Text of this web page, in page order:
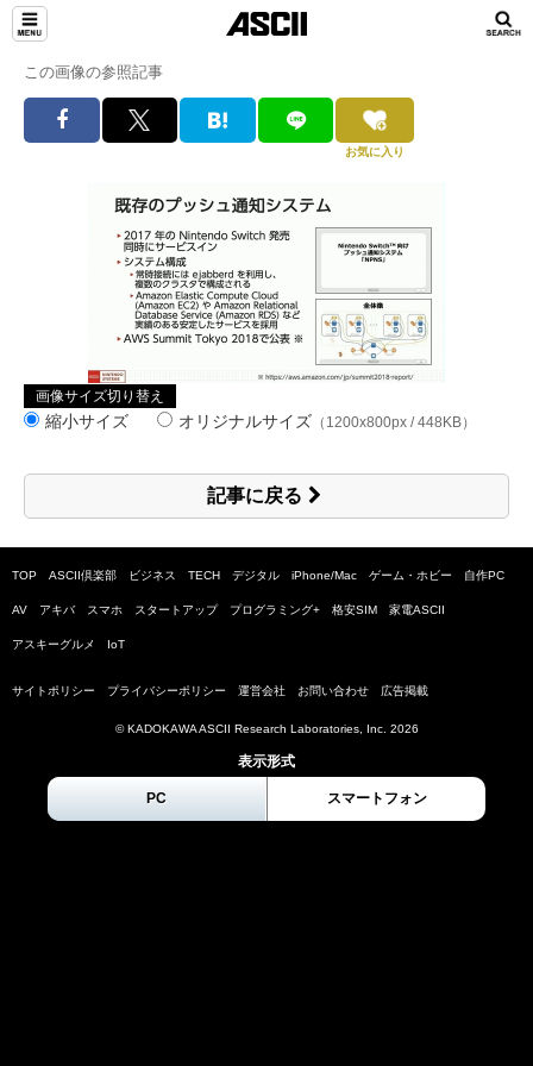
この画像の参照記事
お気に入り
画像サイズ切り替え
縮小サイズ オリジナルサイズ （1200x800px / 448KB）
記事に戻る
TOP ASCII倶楽部 ビジネス TECH デジタル iPhone/Mac ゲーム・ホビー 自作PC
AV アキバ スマホ スタートアップ プログラミング+ 格安SIM 家電ASCII
アスキーグルメ IoT
サイトポリシー プライバシーポリシー 運営会社 お問い合わせ 広告掲載
© KADOKAWA ASCII Research Laboratories, Inc. 2026
表示形式
PC スマートフォン